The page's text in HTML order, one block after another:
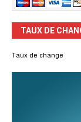
TAUX DE
Taux de change